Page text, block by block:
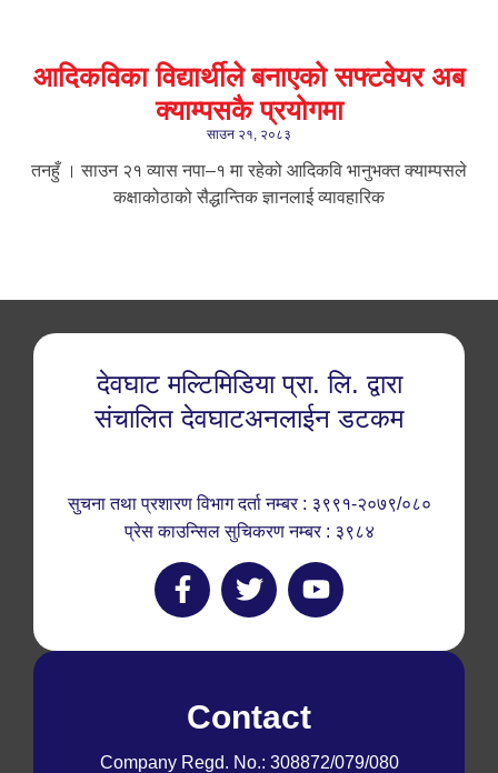
आदिकविका विद्यार्थीले बनाएको सफ्टवेयर अब
क्याम्पसकै प्रयोगमा
साउन २१, २०८३
तनहुँ । साउन २१ ​व्यास नपा–१ मा रहेको आदिकवि भानुभक्त क्याम्पसले
कक्षाकोठाको सैद्धान्तिक ज्ञानलाई व्यावहारिक
देवघाट मल्टिमिडिया प्रा. लि. द्वारा
संचालित देवघाटअनलाईन डटकम
सुचना तथा प्रशारण विभाग दर्ता नम्बर : ३९९१-२०७९/०८०
प्रेस काउन्सिल सुचिकरण नम्बर : ३९८४
Contact
Company Regd. No.: 308872/079/080